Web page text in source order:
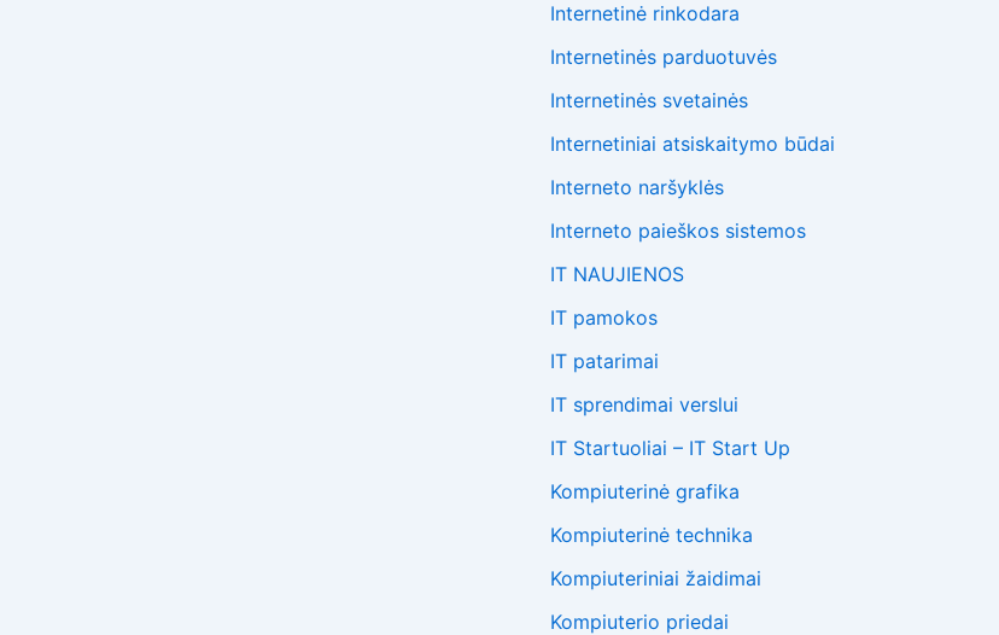
Internetinė rinkodara
Internetinės parduotuvės
Internetinės svetainės
Internetiniai atsiskaitymo būdai
Interneto naršyklės
Interneto paieškos sistemos
IT NAUJIENOS
IT pamokos
IT patarimai
IT sprendimai verslui
IT Startuoliai – IT Start Up
Kompiuterinė grafika
Kompiuterinė technika
Kompiuteriniai žaidimai
Kompiuterio priedai